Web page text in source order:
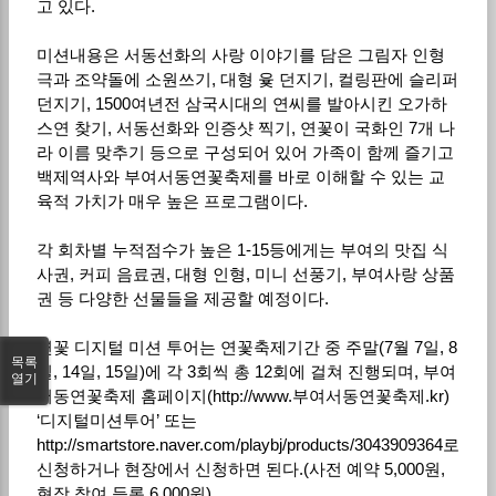
고 있다.
미션내용은 서동선화의 사랑 이야기를 담은 그림자 인형
극과 조약돌에 소원쓰기, 대형 윷 던지기, 컬링판에 슬리퍼
던지기, 1500여년전 삼국시대의 연씨를 발아시킨 오가하
스연 찾기, 서동선화와 인증샷 찍기, 연꽃이 국화인 7개 나
라 이름 맞추기 등으로 구성되어 있어 가족이 함께 즐기고
백제역사와 부여서동연꽃축제를 바로 이해할 수 있는 교
육적 가치가 매우 높은 프로그램이다.
각 회차별 누적점수가 높은 1-15등에게는 부여의 맛집 식
사권, 커피 음료권, 대형 인형, 미니 선풍기, 부여사랑 상품
권 등 다양한 선물들을 제공할 예정이다.
연꽃 디지털 미션 투어는 연꽃축제기간 중 주말(7월 7일, 8
일, 14일, 15일)에 각 3회씩 총 12회에 걸쳐 진행되며, 부여
서동연꽃축제 홈페이지(http://www.부여서동연꽃축제.kr)
‘디지털미션투어’ 또는
http://smartstore.naver.com/playbj/products/3043909364로
신청하거나 현장에서 신청하면 된다.(사전 예약 5,000원,
목록
열기